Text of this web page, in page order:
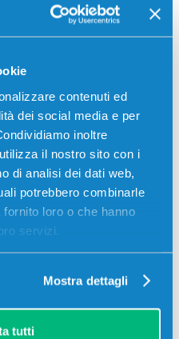
contenuti ed
dei social media e per
inoltre
il nostro sito con i
di analisi dei dati web,
potrebbero combinarle
loro o che hanno
servizi.
Mostra dettagli
tutti